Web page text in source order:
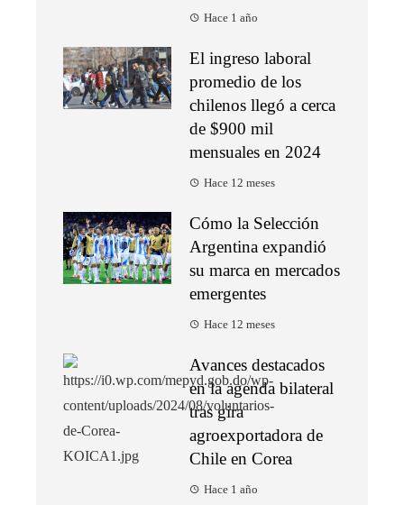
Hace 1 año
El ingreso laboral
promedio de los
chilenos llegó a cerca
de $900 mil
mensuales en 2024
Hace 12 meses
Cómo la Selección
Argentina expandió
su marca en mercados
emergentes
Hace 12 meses
Avances destacados
en la agenda bilateral
tras gira
agroexportadora de
Chile en Corea
Hace 1 año